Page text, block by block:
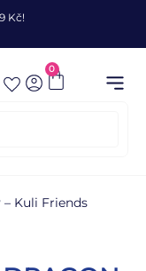
Kč!
0
Kuli Friends